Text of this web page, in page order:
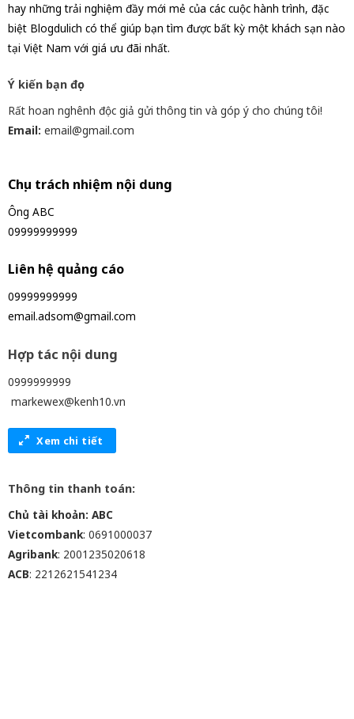
hay những trải nghiệm đầy mới mẻ của các cuộc hành trình, đặc
biệt Blogdulich có thể giúp bạn tìm được bất kỳ một khách sạn nào
tại Việt Nam với giá ưu đãi nhất.
Ý kiến bạn đọc
Rất hoan nghênh độc giả gửi thông tin và góp ý cho chúng tôi!
Email: email@gmail.com
Chịu trách nhiệm nội dung
Ông ABC
09999999999
Liên hệ quảng cáo
09999999999
email.adsom@gmail.com
Hợp tác nội dung
0999999999
markewex@kenh10.vn
Xem chi tiết
Thông tin thanh toán:
Chủ tài khoản: ABC
Vietcombank: 0691000037
Agribank: 2001235020618
ACB: 2212621541234